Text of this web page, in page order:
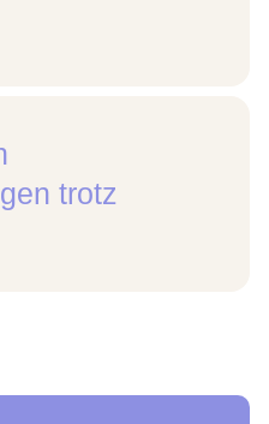
trotz